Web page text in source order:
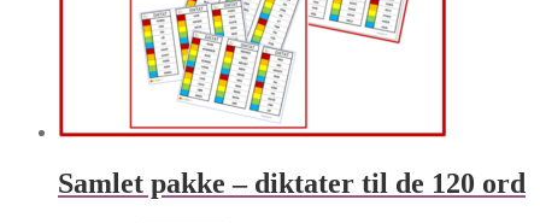
Samlet pakke – diktater til de 120 ord